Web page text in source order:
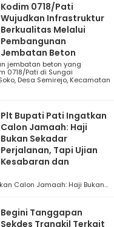
Kodim 0718/Pati
Wujudkan Infrastruktur
Berkualitas Melalui
Pembangunan
Jembatan Beton
jembatan beton yang
0718/Pati di Sungai
Desa Semirejo, Kecamatan
Plt Bupati Pati Ingatkan
Calon Jamaah: Haji
Bukan Sekadar
Perjalanan, Tapi Ujian
Kesabaran dan
Calon Jamaah: Haji Bukan...
Begini Tanggapan
Sekdes Trangkil Terkait